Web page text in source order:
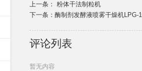
上一条： 粉体干法制粒机
下一条： 酶制剂发酵液喷雾干燥机LPG-
评论列表
暂无内容